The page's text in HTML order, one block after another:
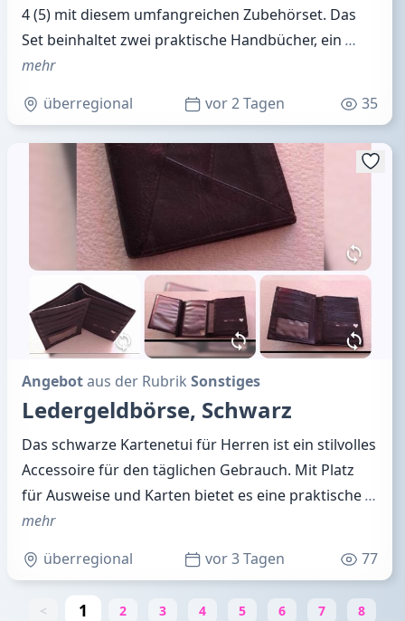
4 (5) mit diesem umfangreichen Zubehörset. Das
Set beinhaltet zwei praktische Handbücher, ein …
mehr
überregional
vor 2 Tagen 35
Angebotaus der Rubrik Sonstiges
Ledergeldbörse, Schwarz
Das schwarze Kartenetui für Herren ist ein stilvolles
Accessoire für den täglichen Gebrauch. Mit Platz
für Ausweise und Karten bietet es eine praktische…
mehr
überregional
vor 3 Tagen 77
< 1 2 3 4 5 6 7 8